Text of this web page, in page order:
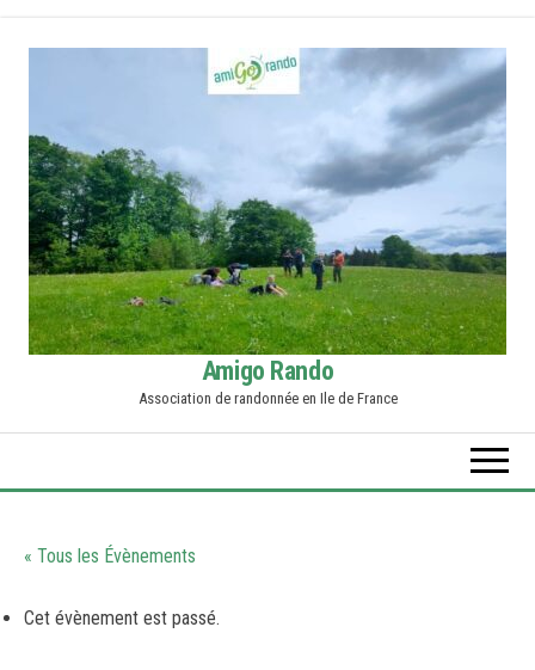
content
Amigo Rando
Association de randonnée en Ile de France
« Tous les Évènements
Cet évènement est passé.